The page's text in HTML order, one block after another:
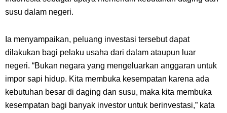
susu dalam negeri.
Ia menyampaikan, peluang investasi tersebut dapat
dilakukan bagi pelaku usaha dari dalam ataupun luar
negeri. “Bukan negara yang mengeluarkan anggaran untuk
impor sapi hidup. Kita membuka kesempatan karena ada
kebutuhan besar di daging dan susu, maka kita membuka
kesempatan bagi banyak investor untuk berinvestasi,” kata